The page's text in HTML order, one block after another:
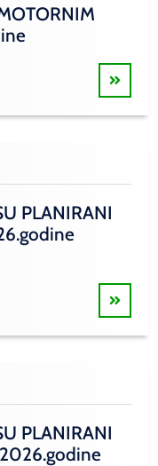
PLANIRANI
PLANIRANI